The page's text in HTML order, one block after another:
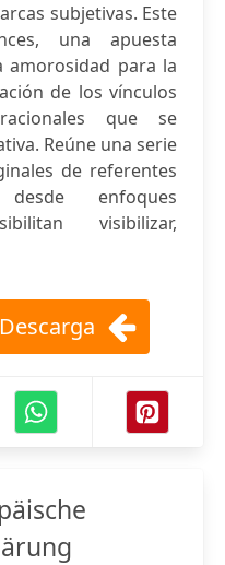
subjetivas. Este
una apuesta
amorosidad para la
de los vínculos
que se
Reúne una serie
de referentes
enfoques
visibilizar,